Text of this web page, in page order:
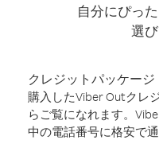
自分にぴっ
選び
クレジットパッケージ
購入したViber Outクレ
らご覧になれます。
中の電話番号に格安で通